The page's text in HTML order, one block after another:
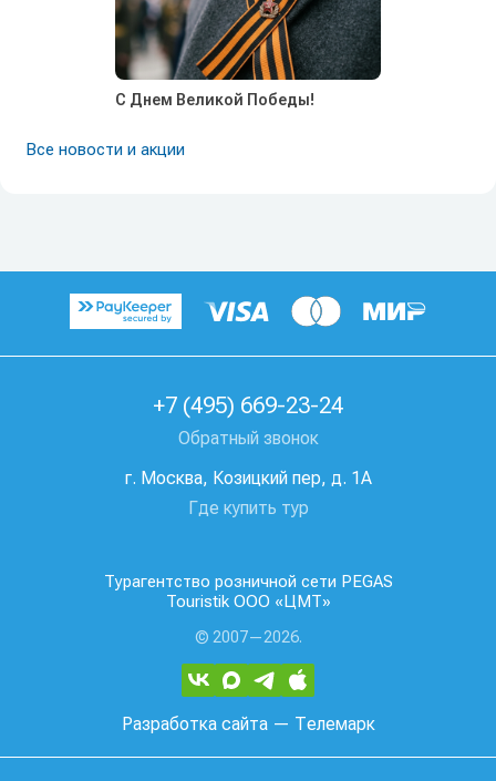
С Днем Великой Победы!
Все новости и акции
Турагентство розничной сети PEGAS
Touristik ООО «ЦМТ»
© 2007—2026.
+7 (495) 669-23-24
Обратный звонок
г. Москва, Козицкий пер, д. 1А
Где купить тур
Разработка сайта— Телемарк